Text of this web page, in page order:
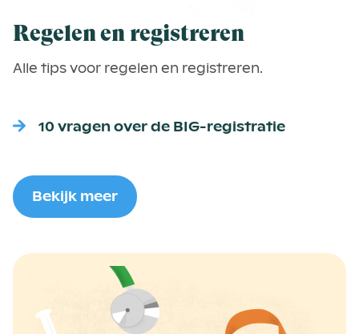
Regelen en registreren
Alle tips voor regelen en registreren.
10 vragen over de BIG-registratie
Bekijk meer